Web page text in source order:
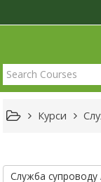
Курси